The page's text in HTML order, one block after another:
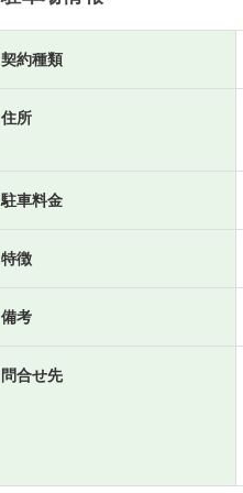
契約種類
住所
駐車料金
特徴
備考
問合せ先